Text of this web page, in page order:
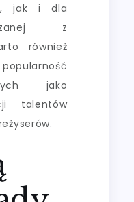
jak i dla
z
również
jako
talentów